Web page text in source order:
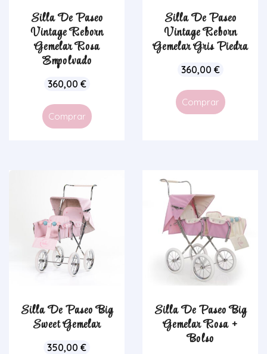
Silla De Paseo
Vintage Reborn
Gemelar Rosa
Empolvado
360,00 €
Comprar
Silla De Paseo
Vintage Reborn
Gemelar Gris Piedra
360,00 €
Comprar
Silla De Paseo Big
Sweet Gemelar
350,00 €
Silla De Paseo Big
Gemelar Rosa +
Bolso